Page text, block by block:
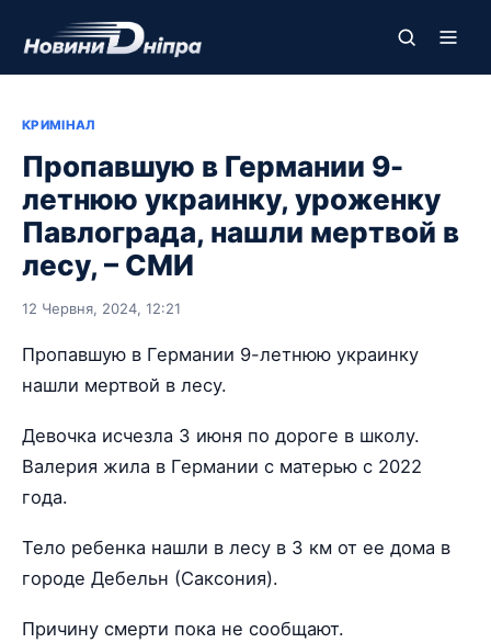
КРИМІНАЛ
Пропавшую в Германии 9-
летнюю украинку, уроженку
Павлограда, нашли мертвой в
лесу, – СМИ
12 Червня, 2024, 12:21
Пропавшую в Германии 9-летнюю украинку
нашли мертвой в лесу.
Девочка исчезла 3 июня по дороге в школу.
Валерия жила в Германии с матерью с 2022
года.
Тело ребенка нашли в лесу в 3 км от ее дома в
городе Дебельн (Саксония).
Причину смерти пока не сообщают.